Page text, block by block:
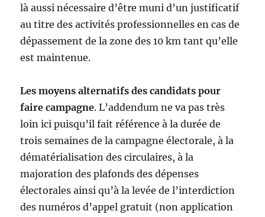
là aussi nécessaire d’être muni d’un justificatif
au titre des activités professionnelles en cas de
dépassement de la zone des 10 km tant qu’elle
est maintenue.
Les moyens alternatifs des candidats pour
faire campagne. L’addendum ne va pas très
loin ici puisqu’il fait référence à la durée de
trois semaines de la campagne électorale, à la
dématérialisation des circulaires, à la
majoration des plafonds des dépenses
électorales ainsi qu’à la levée de l’interdiction
des numéros d’appel gratuit (non application